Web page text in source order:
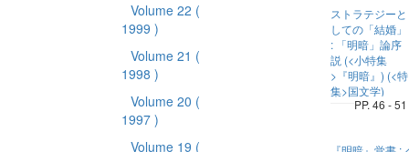
Volume 22 (
1999 )
Volume 21 (
1998 )
Volume 20 (
1997 )
Volume 19 (
ストラテジーと
しての「結婚」
: 「明暗」論序
説 (<小特集
>『明暗』) (<特
集>国文学)
PP. 46 - 51